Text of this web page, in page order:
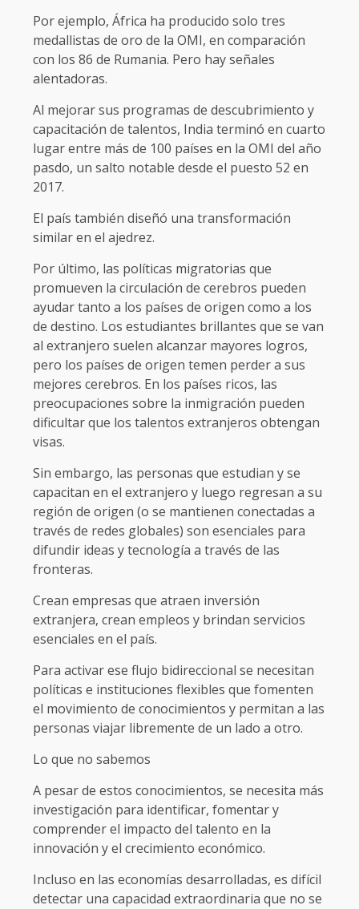
Por ejemplo, África ha producido solo tres
medallistas de oro de la OMI, en comparación
con los 86 de Rumania. Pero hay señales
alentadoras.
Al mejorar sus programas de descubrimiento y
capacitación de talentos, India terminó en cuarto
lugar entre más de 100 países en la OMI del año
pasdo, un salto notable desde el puesto 52 en
2017.
El país también diseñó una transformación
similar en el ajedrez.
Por último, las políticas migratorias que
promueven la circulación de cerebros pueden
ayudar tanto a los países de origen como a los
de destino. Los estudiantes brillantes que se van
al extranjero suelen alcanzar mayores logros,
pero los países de origen temen perder a sus
mejores cerebros. En los países ricos, las
preocupaciones sobre la inmigración pueden
dificultar que los talentos extranjeros obtengan
visas.
Sin embargo, las personas que estudian y se
capacitan en el extranjero y luego regresan a su
región de origen (o se mantienen conectadas a
través de redes globales) son esenciales para
difundir ideas y tecnología a través de las
fronteras.
Crean empresas que atraen inversión
extranjera, crean empleos y brindan servicios
esenciales en el país.
Para activar ese flujo bidireccional se necesitan
políticas e instituciones flexibles que fomenten
el movimiento de conocimientos y permitan a las
personas viajar libremente de un lado a otro.
Lo que no sabemos
A pesar de estos conocimientos, se necesita más
investigación para identificar, fomentar y
comprender el impacto del talento en la
innovación y el crecimiento económico.
Incluso en las economías desarrolladas, es difícil
detectar una capacidad extraordinaria que no se